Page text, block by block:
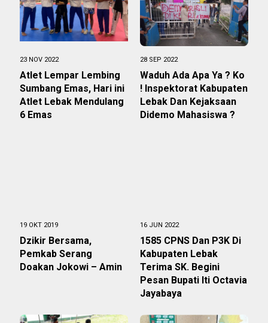
23 NOV 2022
Atlet Lempar Lembing
Sumbang Emas, Hari ini
Atlet Lebak Mendulang
6 Emas
28 SEP 2022
Waduh Ada Apa Ya ? Ko
! Inspektorat Kabupaten
Lebak Dan Kejaksaan
Didemo Mahasiswa ?
19 OKT 2019
Dzikir Bersama,
Pemkab Serang
Doakan Jokowi – Amin
16 JUN 2022
1585 CPNS Dan P3K Di
Kabupaten Lebak
Terima SK. Begini
Pesan Bupati Iti Octavia
Jayabaya